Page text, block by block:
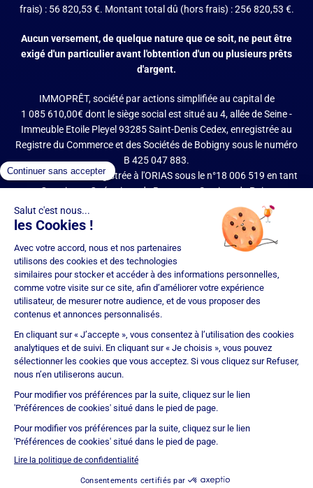
frais) : 56 820,53 €. Montant total dû (hors frais) : 256 820,53 €.
Aucun versement, de quelque nature que ce soit, ne peut être
exigé d'un particulier avant l'obtention d'un ou plusieurs prêts
d'argent.
IMMOPRÊT, société par actions simplifiée au capital de
1 085 610,00€ dont le siège social est situé au 4, allée de Seine -
Immeuble Etoile Pleyel 93285 Saint-Denis Cedex, enregistrée au
Registre du Commerce et des Sociétés de Bobigny sous le numéro
B 425 047 883.
IMMOPRÊT est enregistrée à l'ORIAS sous le n°18 006 519 en tant
que Courtier en Opérations de Banque et Services de Paiement
(COBSP), Mandataire d'intermédiaire en opérations de banque et
services de paiement (MIOBSP) de la société Partners Finances
(RCS Nancy n°404 681 496, Mandataire Non Exclusif, ORIAS n°07
036 794) pour le Regroupement de crédits et Courtier d'assurance
ou de réassurance (COA).
Société soumise au contrôle de l'Autorité de Contrôle Prudentiel et
de Résolution (ACPR – site : https://acpr.banque-france.fr/), 4
Place de Budapest – CS 92459 – 75436 Paris Cedex 09. Réseau
d'agences franchisées juridiquement et financièrement
indépendantes. IMMOPRÊT bénéficie d'une assurance
responsabilité civile professionnelle auprès de CNA Insurance
Company (police n° BFL10471901).
Immoprêt est noté 4,9/5 selon 15293 avis clients
Certification
ISO 9001